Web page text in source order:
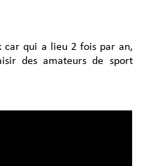
car qui a lieu 2 fois par an,
des amateurs de sport